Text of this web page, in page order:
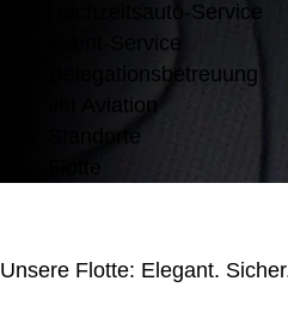
Hochzeitsauto-Service
Event-Service
Delegationsbetreuung
Jet Aviation
Standorte
Unsere Flotte: Elegant.